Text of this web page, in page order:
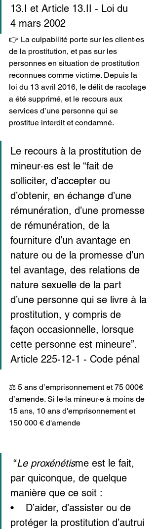
13.I et Article 13.II - Loi du
4 mars 2002
👉 La culpabilité porte sur les client·es
de la prostitution, et pas sur les
personnes en situation de prostitution
reconnues comme victime. Depuis la
loi du 13 avril 2016, le délit de racolage
a été supprimé, et le recours aux
services d’une personne qui se
prostitue interdit et condamné.
Le recours à la prostitution de
mineur·es est le “fait de
solliciter, d’accepter ou
d’obtenir, en échange d’une
rémunération, d’une promesse
de rémunération, de la
fourniture d’un avantage en
nature ou de la promesse d’un
tel avantage, des relations de
nature sexuelle de la part
d’une personne qui se livre à la
prostitution, y compris de
façon occasionnelle, lorsque
cette personne est mineure”.
Article 225-12-1 - Code pénal
⚖️ 5 ans d’emprisonnement et 75 000€
d’amende. Si le·la mineur·e à moins de
15 ans, 10 ans d'emprisonnement et
150 000 € d'amende
“Le proxénétisme est le fait,
par quiconque, de quelque
manière que ce soit :
•    D’aider, d’assister ou de
protéger la prostitution d’autrui